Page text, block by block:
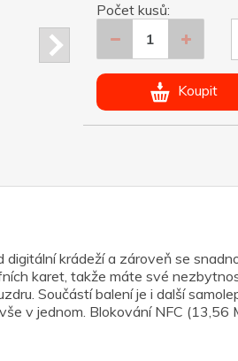
Počet kusů:
Koupit
krádeží a zároveň se
karet, takže máte své
Součástí balení je i další
v jednom. Blokování NFC (13,56